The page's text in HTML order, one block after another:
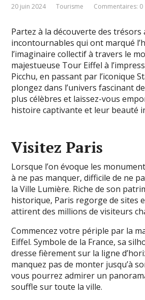
20 juin 2024 Tourisme Commentaires: 0
Partez à la découverte des
incontournables qui ont marqué
l’imaginaire collectif à travers le
majestueuse Tour Eiffel à
Picchu, en passant par l’iconique
plongez dans l’univers fascinant
plus célèbres et laissez-vous
histoire captivante et leur beauté
Visitez Paris
Lorsque l’on évoque les
à ne pas manquer, difficile de ne
la Ville Lumière. Riche de son
historique, Paris regorge de sites
attirent des millions de visiteurs
Commencez votre périple par la
Eiffel. Symbole de la France, sa
dresse fièrement sur la ligne
manquez pas de monter jusqu’à
vous pourrez admirer un
souffle sur toute la ville.